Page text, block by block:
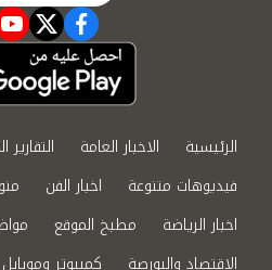
facebook
الرئيسية الاخبار العامة التقارير
فيديوهات متنوعة
اخبار الفن
اخبار الرياضة
مطبخ الموقع
الاقتصاد والبورصة
كمبيوتر وموبايل